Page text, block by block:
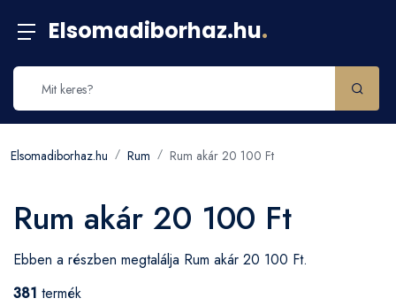
Elsomadiborhaz.hu.
Elsomadiborhaz.hu Rum Rum akár 20 100 Ft
Rum akár 20 100 Ft
Ebben a részben megtalálja Rum akár 20 100 Ft.
381 termék